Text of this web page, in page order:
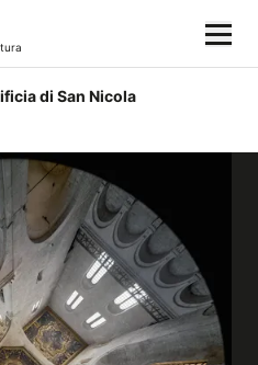
di edifici
di San Nicola